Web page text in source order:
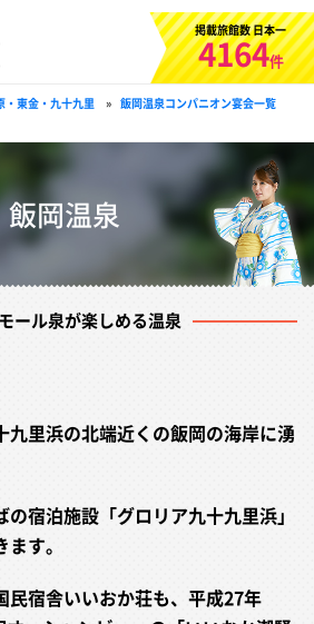
掲載旅館数 日本一
4164件
・東金・九十九里 » 飯岡温泉コンパニオン宴会一覧
飯岡温泉
ール泉が楽しめる温泉
九里浜の北端近くの飯岡の海岸に湧
宿泊施設「グロリア九十九里浜」
す。
民宿舎いいおか荘も、平成27年